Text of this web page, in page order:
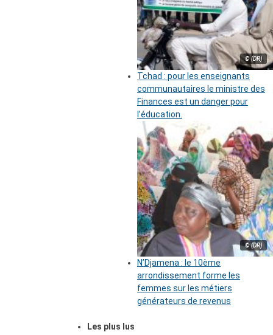
© (DR)
Tchad : pour les enseignants
communautaires le ministre des
Finances est un danger pour
l’éducation.
© (DR)
N’Djamena : le 10ème
arrondissement forme les
femmes sur les métiers
générateurs de revenus
Les plus lus